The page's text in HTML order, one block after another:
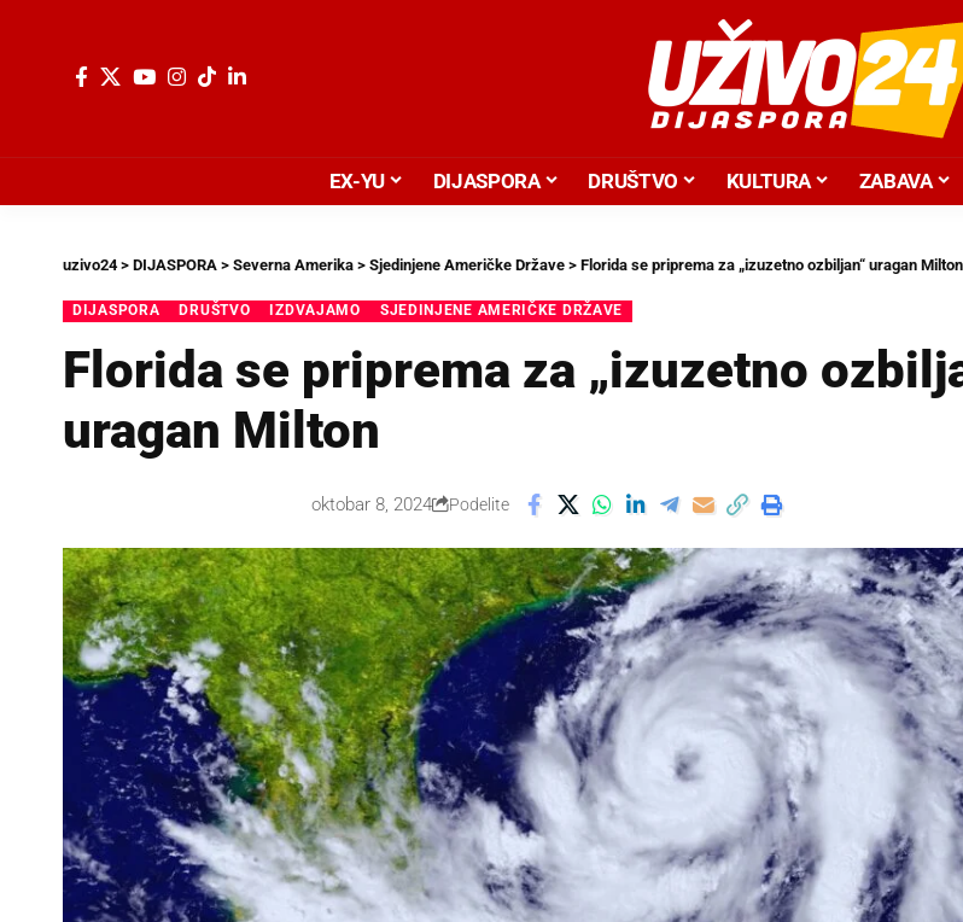
EX-YU DIJASPORA DRUŠTVO KULTURA ZABAVA
uzivo24> DIJASPORA > Severna Amerika > Sjedinjene Američke Države > Florida se priprema za „izuzetno ozbiljan“ uragan Milton
DIJASPORA DRUŠTVO IZDVAJAMO SJEDINJENE AMERIČKE DRŽAVE
Florida se priprema za „izuzetno
uragan Milton
oktobar 8, 2024 Podelite